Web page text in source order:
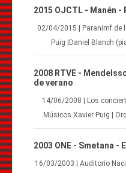
2015 OJCTL - Manén
02/04/2015 | Paranimf de
Puig |Daniel Blanch
2008 RTVE -
de verano
14/06/2008 | Los
Músicos Xavier Puig |
2003 ONE - Smetana -
16/03/2003 | Auditorio